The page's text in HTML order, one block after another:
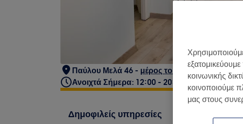
Παύλου Μελά 46 - μέρος του White Nails
Ανοιχτά Σήμερα: 12:00 - 20:00
Δημοφιλείς υπηρεσίες
κοινωνικής
κοινοποιούμε
μας στους